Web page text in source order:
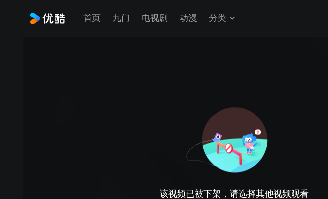
首页 九门 电视剧 动漫 分类
该视频已被下架，请选择其他视频观看